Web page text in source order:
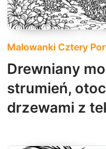
Malowanki Cztery
Drewniany
strumień,
drzewami z